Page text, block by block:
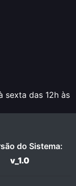
sexta das 12h às
do Sistema:
v_1.0